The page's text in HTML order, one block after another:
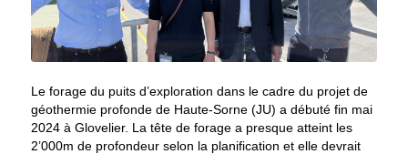
Le forage du puits d’exploration dans le cadre du projet de
géothermie profonde de Haute-Sorne (JU) a débuté fin mai
2024 à Glovelier. La tête de forage a presque atteint les
2’000m de profondeur selon la planification et elle devrait